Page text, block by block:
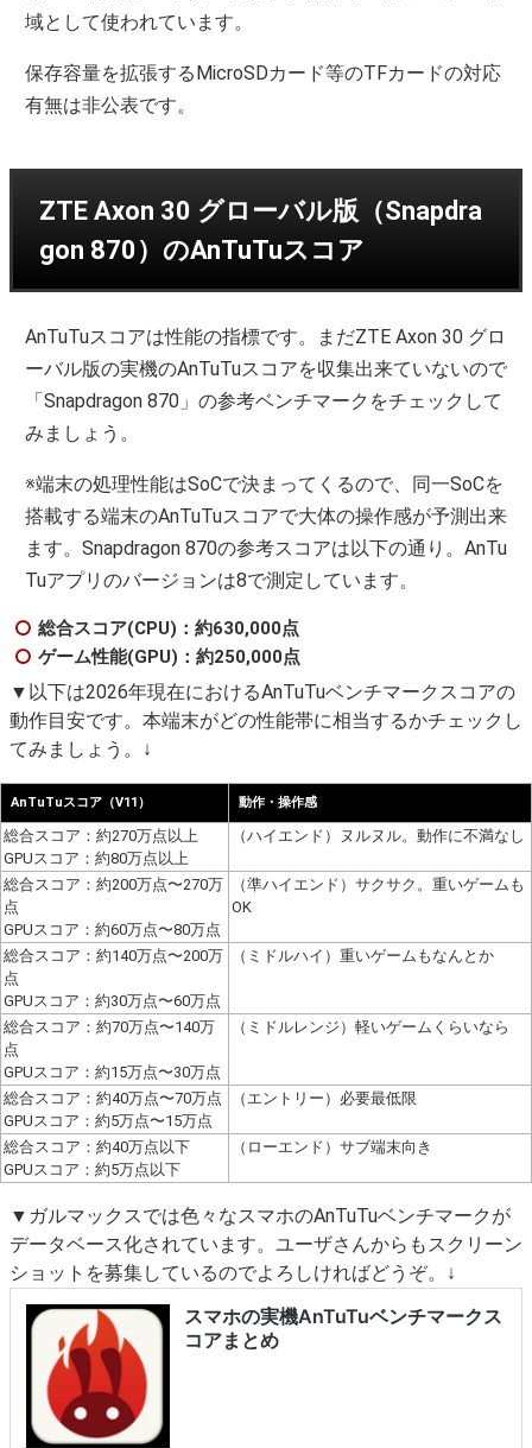
域として使われています。
保存容量を拡張するMicroSDカード等のTFカードの対応
有無は非公表です。
ZTE Axon 30 グローバル版（Snapdra
gon 870）のAnTuTuスコア
AnTuTuスコアは性能の指標です。まだZTE Axon 30 グロ
ーバル版の実機のAnTuTuスコアを収集出来ていないので
「Snapdragon 870」の参考ベンチマークをチェックして
みましょう。
※端末の処理性能はSoCで決まってくるので、同一SoCを
搭載する端末のAnTuTuスコアで大体の操作感が予測出来
ます。Snapdragon 870の参考スコアは以下の通り。AnTu
Tuアプリのバージョンは8で測定しています。
総合スコア(CPU)：約630,000点
ゲーム性能(GPU)：約250,000点
▼以下は2026年現在におけるAnTuTuベンチマークスコアの
動作目安です。本端末がどの性能帯に相当するかチェックし
てみましょう。↓
AnTuTuスコア（V11） 動作・操作感
総合スコア：約270万点以上
GPUスコア：約80万点以上
（ハイエンド）ヌルヌル。動作に不満なし
総合スコア：約200万点〜270万
点
GPUスコア：約60万点〜80万点
（準ハイエンド）サクサク。重いゲームも
OK
総合スコア：約140万点〜200万
点
GPUスコア：約30万点〜60万点
（ミドルハイ）重いゲームもなんとか
総合スコア：約70万点〜140万
点
GPUスコア：約15万点〜30万点
（ミドルレンジ）軽いゲームくらいなら
総合スコア：約40万点〜70万点
GPUスコア：約5万点〜15万点
（エントリー）必要最低限
総合スコア：約40万点以下
GPUスコア：約5万点以下
（ローエンド）サブ端末向き
▼ガルマックスでは色々なスマホのAnTuTuベンチマークが
データベース化されています。ユーザさんからもスクリーン
ショットを募集しているのでよろしければどうぞ。↓